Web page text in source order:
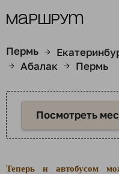
Маршрут
Пермь →
→ Абалак → Пермь
Посмотреть
Теперь и автобусом